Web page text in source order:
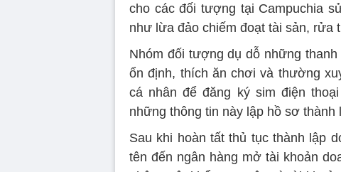
cho các đối tượng tại Campuchia
như lừa đảo chiếm đoạt tài sản, rửa
Nhóm đối tượng dụ dỗ những
ổn định, thích ăn chơi và thường
cá nhân để đăng ký sim điện
những thông tin này lập hồ sơ thành
Sau khi hoàn tất thủ tục thành lập
tên đến ngân hàng mở tài khoản